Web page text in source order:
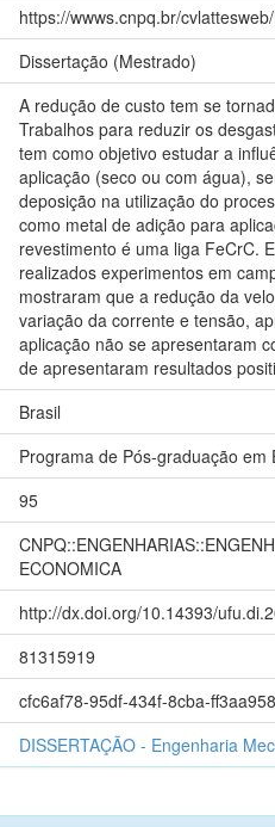
https://wwws.cnpq.br/
Dissertação (Mestrado)
A redução de custo tem se
Trabalhos para reduzir os
tem como objetivo estudar a
aplicação (seco ou com água),
deposição na utilização do
como metal de adição para
revestimento é uma liga FeCrC.
realizados experimentos em
mostraram que a redução da
variação da corrente e tensão,
aplicação não se apresentaram
de apresentaram resultados
Brasil
Programa de Pós-graduação em
95
ECONOMICA
http://dx.doi.org/10.14393/
81315919
cfc6af78-95df-434f-8cba-
DISSERTAÇÃO - Engenharia